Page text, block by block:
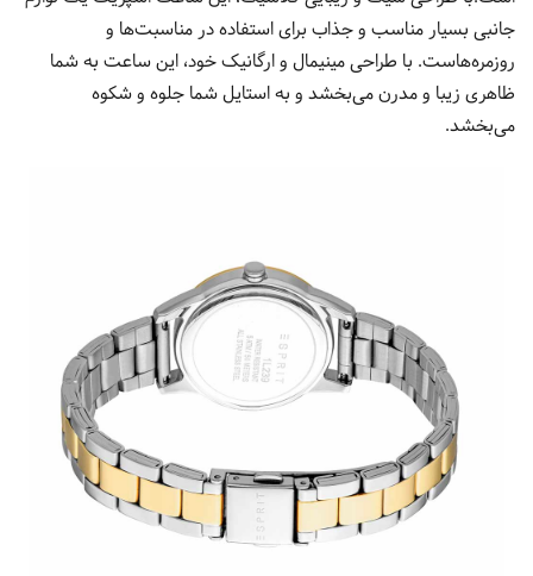
جانبی بسیار مناسب و جذاب برای استفاده در مناسبت‌ها و
روزمره‌هاست. با طراحی مینیمال و ارگانیک خود، این ساعت به شما
ظاهری زیبا و مدرن می‌بخشد و به استایل شما جلوه و شکوه
می‌بخشد.